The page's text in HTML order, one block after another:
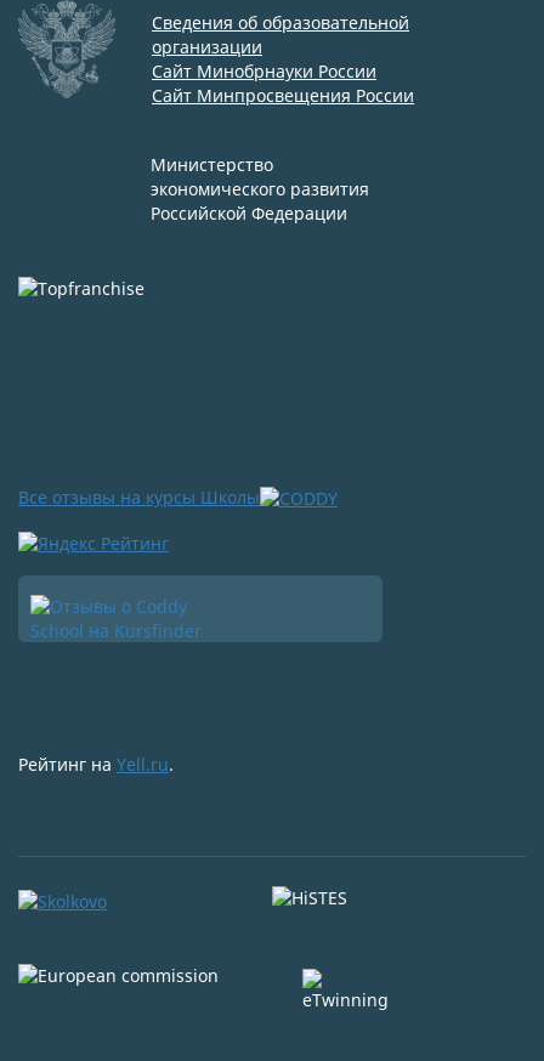
Сведения об образовательной
организации
Сайт Минобрнауки России
Сайт Минпросвещения России
Министерство
экономического развития
Российской Федерации
Все отзывы на курсы Школы
Рейтинг на Yell.ru.